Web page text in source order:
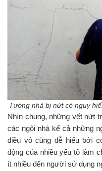
Tường nhà bị nứt có nguy
Nhìn chung, những vết nứt
các ngôi nhà kể cả những
điều vô cùng dễ hiểu bởi
động của nhiều yếu tố làm
ít nhiều đến người sử dụng